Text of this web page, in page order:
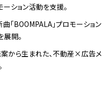
ション活動を支援。
「BOOMPALA」プロモーション
開。
から生まれた、不動産×広告メ